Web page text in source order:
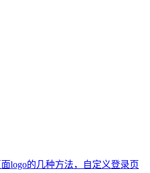
面logo的几种方法，自定义登录页